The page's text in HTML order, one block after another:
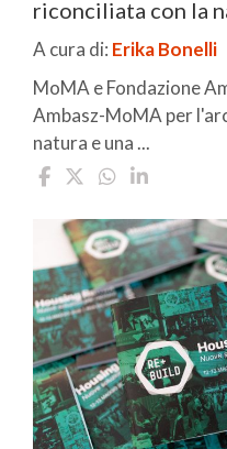
riconciliata con la
A cura di: Erika Bonelli
MoMA e Fondazione
Ambasz-MoMA per
natura e una ...